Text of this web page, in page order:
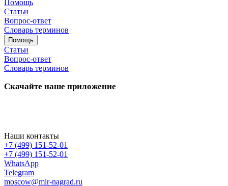
Помощь
Статьи
Вопрос-ответ
Словарь терминов
Помощь
Статьи
Вопрос-ответ
Словарь терминов
Скачайте наше приложение
Наши контакты
+7 (499) 151-52-01
+7 (499) 151-52-01
WhatsApp
Telegram
moscow@mir-nagrad.ru